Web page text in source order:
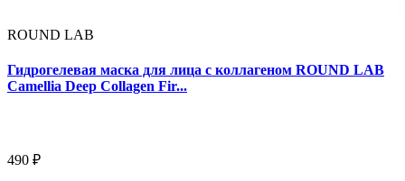
ROUND LAB
Гидрогелевая маска для лица с коллагеном ROUND LAB
Camellia Deep Collagen Fir...
490 ₽